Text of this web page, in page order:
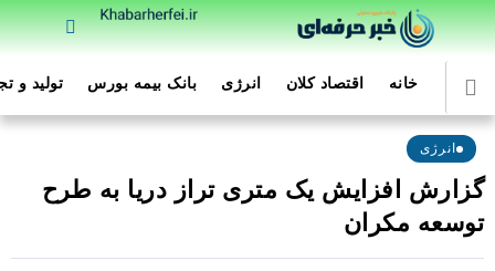
خانه اقتصاد کلان انرژی بانک بیمه بورس تولید و
انرژی
گزارش افزایش یک متری تراز دریا به طرح
توسعه مکران